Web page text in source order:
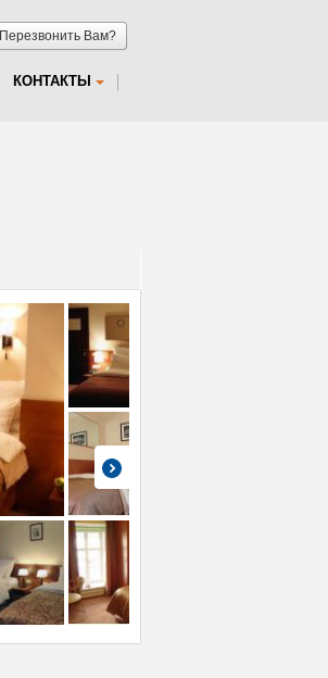
Перезвонить Вам?
КОНТАКТЫ